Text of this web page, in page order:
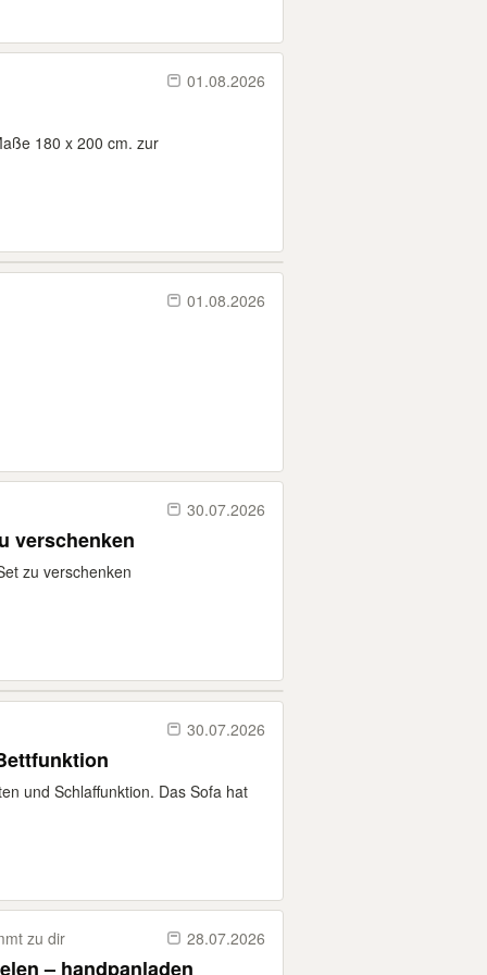
01.08.2026
180 x 200 cm. zur
01.08.2026
30.07.2026
verschenken
zu verschenken
30.07.2026
und Schlaffunktion. Das Sofa hat
zu dir 28.07.2026
– handpanladen